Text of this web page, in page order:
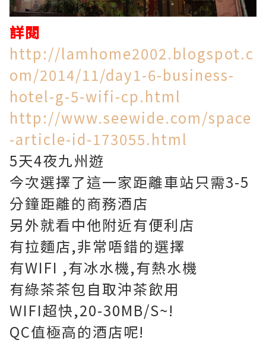
詳閱
http://lamhome2002.blogspot.c
om/2014/11/day1-6-business-
hotel-g-5-wifi-cp.html
http://www.seewide.com/space
-article-id-173055.html
5天4夜九州遊
今次選擇了這一家距離車站只需3-5
分鐘距離的商務酒店
另外就看中他附近有便利店
有拉麵店,非常唔錯的選擇
有WIFI ,有冰水機,有熱水機
有綠茶茶包自取沖茶飲用
WIFI超快,20-30MB/S~!
QC值極高的酒店呢!